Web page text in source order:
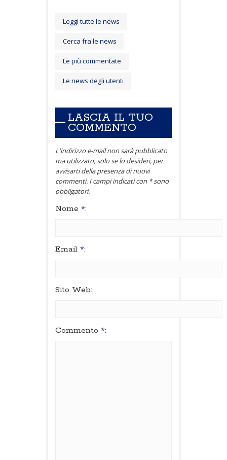
Leggi tutte le news
Cerca fra le news
Le più commentate
Le news degli utenti
LASCIA IL TUO
COMMENTO
L'indirizzo e-mail non sarà pubblicato
ma utilizzato, solo se lo desideri, per
avvisarti della presenza di nuovi
commenti. I campi indicati con * sono
obbligatori.
Nome *:
Email *:
Sito Web:
Commento *: